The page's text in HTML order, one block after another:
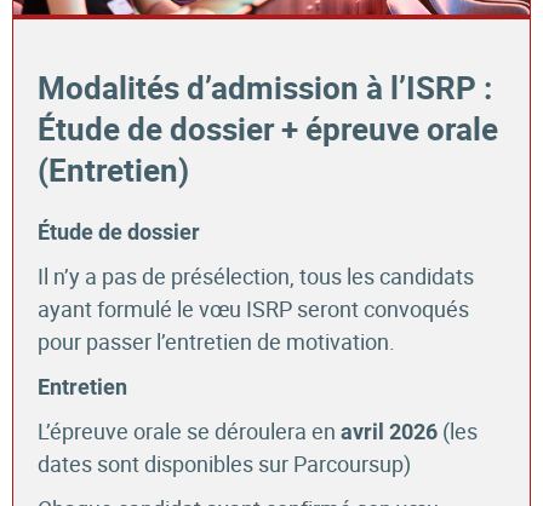
Modalités d’admission à l’ISRP :
Étude de dossier + épreuve orale
(Entretien)
Étude de dossier
Il n’y a pas de présélection, tous les candidats
ayant formulé le vœu ISRP seront convoqués
pour passer l’entretien de motivation.
Entretien
L’épreuve orale se déroulera en avril 2026 (les
dates sont disponibles sur Parcoursup)